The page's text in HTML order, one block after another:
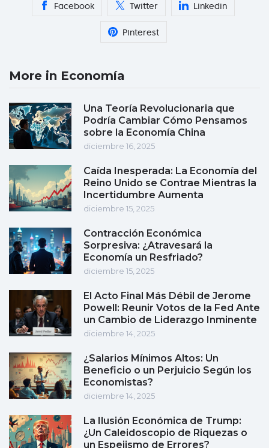
Facebook Twitter Linkedin
Pinterest
More in Economía
Una Teoría Revolucionaria que
Podría Cambiar Cómo Pensamos
sobre la Economía China
diciembre 16, 2025
Caída Inesperada: La Economía del
Reino Unido se Contrae Mientras la
Incertidumbre Aumenta
diciembre 15, 2025
Contracción Económica
Sorpresiva: ¿Atravesará la
Economía un Resfriado?
diciembre 15, 2025
El Acto Final Más Débil de Jerome
Powell: Reunir Votos de la Fed Ante
un Cambio de Liderazgo Inminente
diciembre 14, 2025
¿Salarios Mínimos Altos: Un
Beneficio o un Perjuicio Según los
Economistas?
diciembre 14, 2025
La Ilusión Económica de Trump:
¿Un Caleidoscopio de Riquezas o
un Espejismo de Errores?